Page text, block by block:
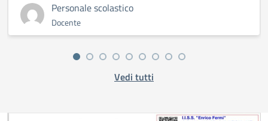
Personale scolastico
Docente
Vedi tutti